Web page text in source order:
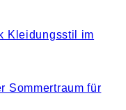
Kleidungsstil im